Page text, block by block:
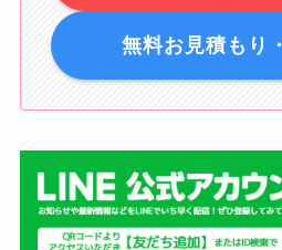
無料お見積もり